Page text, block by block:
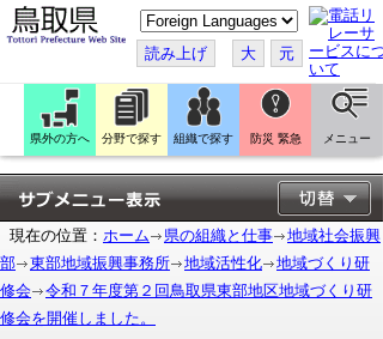
こ
の
ペ
ー
ジ
翻
訳
す
る
読み上げ 大 元
県外の方へ 分野で探す 組織で探す 防災 緊急 メニュー
現在の位置： ホーム 県の組織と仕事
地域社会振興
部
東部地域振興事務所 地域活性化
地域づくり研
修会
令和７年度第２回鳥取県東部地区地域づくり研
修会を開催しました。